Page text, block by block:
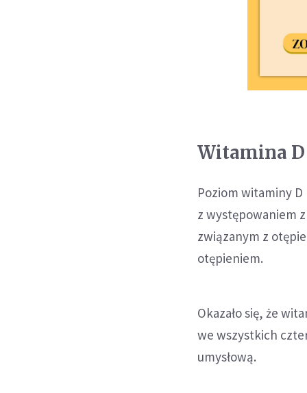
Witamina
Poziom witaminy
z występowaniem
związanym z
otępieniem.
Okazało się, że
we wszystkich
umysłową.